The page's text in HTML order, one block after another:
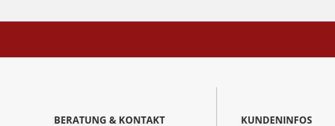
BERATUNG & KONTAKT KUNDENINFOS